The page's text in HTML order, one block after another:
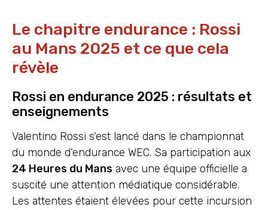
Le chapitre endurance : Rossi
au Mans 2025 et ce que cela
révèle
Rossi en endurance 2025 : résultats et
enseignements
Valentino Rossi s’est lancé dans le championnat
du monde d’endurance WEC. Sa participation aux
24 Heures du Mans avec une équipe officielle a
suscité une attention médiatique considérable.
Les attentes étaient élevées pour cette incursion